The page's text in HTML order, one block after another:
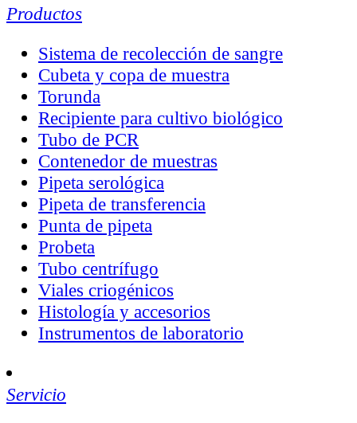
Productos
Sistema de recolección de sangre
Cubeta y copa de muestra
Torunda
Recipiente para cultivo biológico
Tubo de PCR
Contenedor de muestras
Pipeta serológica
Pipeta de transferencia
Punta de pipeta
Probeta
Tubo centrífugo
Viales criogénicos
Histología y accesorios
Instrumentos de laboratorio
Servicio